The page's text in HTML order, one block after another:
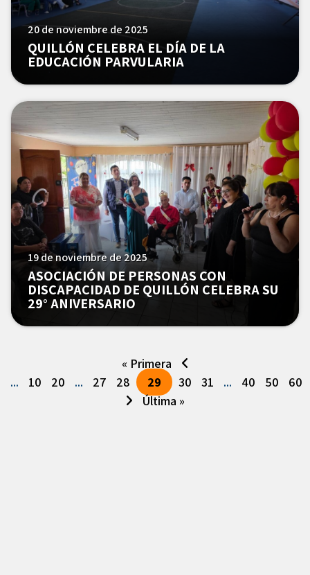
20 de noviembre de 2025
QUILLÓN CELEBRA EL DÍA DE LA
EDUCACIÓN PARVULARIA
19 de noviembre de 2025
ASOCIACIÓN DE PERSONAS CON
DISCAPACIDAD DE QUILLÓN CELEBRA SU
29° ANIVERSARIO
« Primera
...
10 20 ... 27 28 29 30 31 ... 40 50
60
Última »